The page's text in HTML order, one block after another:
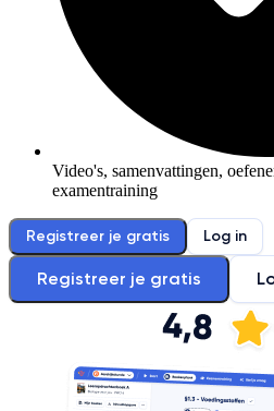
Video's, samenvattingen,
examentraining
Registreer je gratis Log in
Registreer je gratis